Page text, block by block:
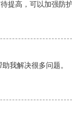
提高，可以加强防
我解决很多问题。